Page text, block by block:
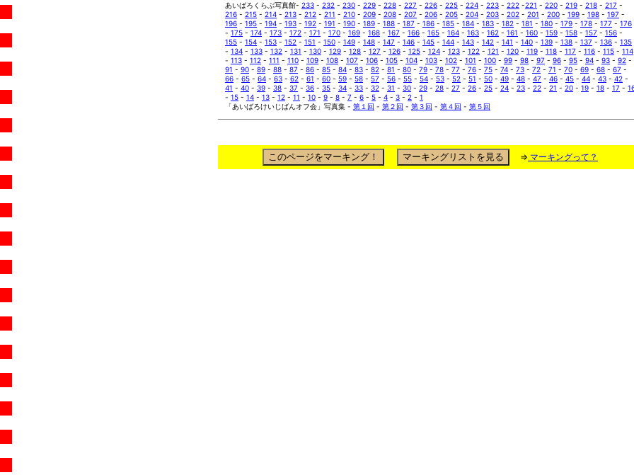
あいばろくらぶ写真館- 233 - 232 - 230 - 229 - 228 - 227 - 226 - 225 - 224 - 223 - 222 -221 - 220 - 219 - 218 - 217 -
216 - 215 - 214 - 213 - 212 - 211 - 210 - 209 - 208 - 207 - 206 - 205 - 204 - 203 - 202 - 201 - 200 - 199 - 198 - 197 -
196 - 195 - 194 - 193 - 192 - 191 - 190 - 189 - 188 - 187 - 186 - 185 - 184 - 183 - 182 - 181 - 180 - 179 - 178 - 177 - 176
- 175 - 174 - 173 - 172 - 171 - 170 - 169 - 168 - 167 - 166 - 165 - 164 - 163 - 162 - 161 - 160 - 159 - 158 - 157 - 156 -
155 - 154 - 153 - 152 - 151 - 150 - 149 - 148 - 147 - 146 - 145 - 144 - 143 - 142 - 141 - 140 - 139 - 138 - 137 - 136 - 135
- 134 - 133 - 132 - 131 - 130 - 129 - 128 - 127 - 126 - 125 - 124 - 123 - 122 - 121 - 120 - 119 - 118 - 117 - 116 - 115 - 114
- 113 - 112 - 111 - 110 - 109 - 108 - 107 - 106 - 105 - 104 - 103 - 102 - 101 - 100 - 99 - 98 - 97 - 96 - 95 - 94 - 93 - 92 -
91 - 90 - 89 - 88 - 87 - 86 - 85 - 84 - 83 - 82 - 81 - 80 - 79 - 78 - 77 - 76 - 75 - 74 - 73 - 72 - 71 - 70 - 69 - 68 - 67 -
66 - 65 - 64 - 63 - 62 - 61 - 60 - 59 - 58 - 57 - 56 - 55 - 54 - 53 - 52 - 51 - 50 - 49 - 48 - 47 - 46 - 45 - 44 - 43 - 42 -
41 - 40 - 39 - 38 - 37 - 36 - 35 - 34 - 33 - 32 - 31 - 30 - 29 - 28 - 27 - 26 - 25 - 24 - 23 - 22 - 21 - 20 - 19 - 18 - 17 -
- 15 - 14 - 13 - 12 - 11 - 10 - 9 - 8 - 7 - 6 - 5 - 4 - 3 - 2 - 1
「あいばろけいじばんオフ会」写真集 - 第１回 - 第２回 - 第３回 - 第４回 - 第５回
⇒ マーキングって？